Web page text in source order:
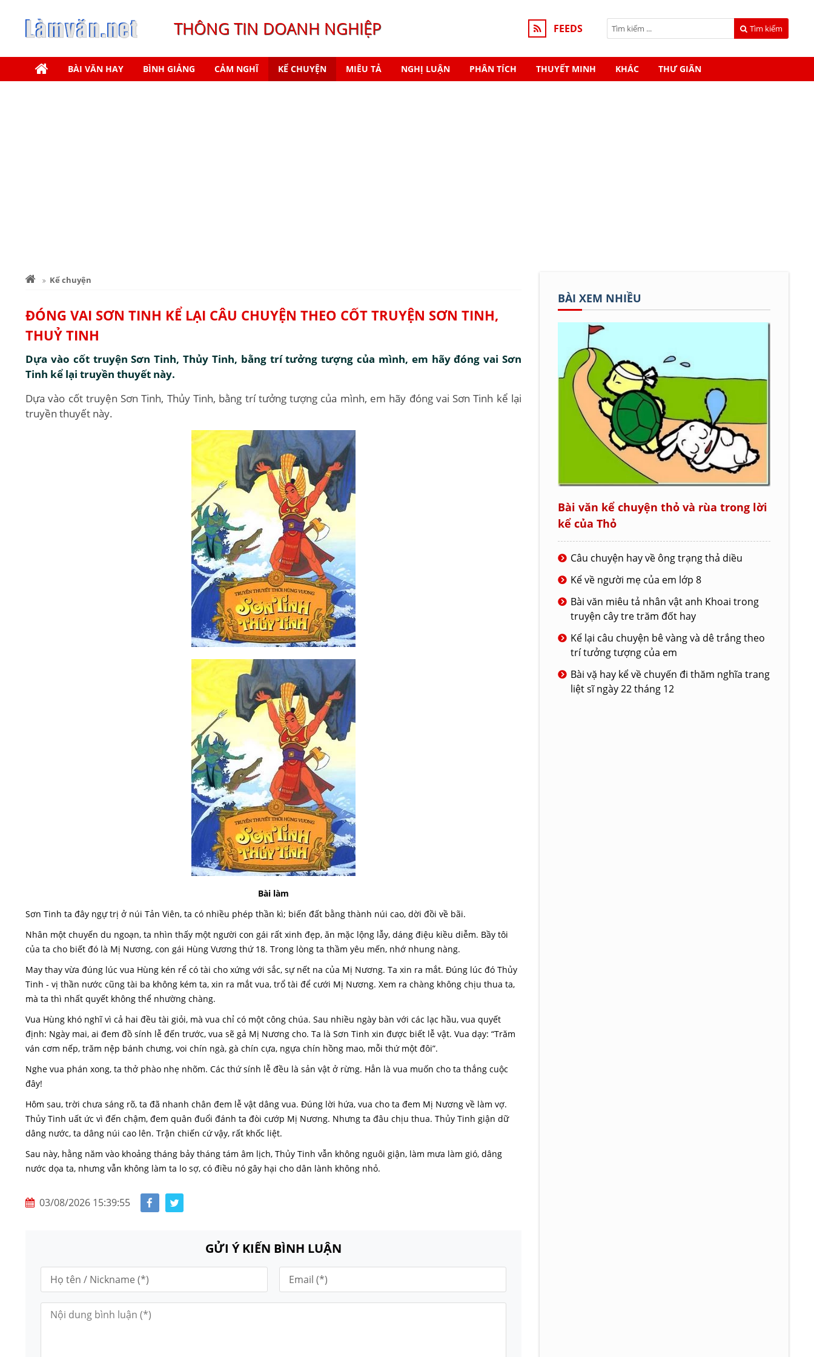
THÔNG TIN DOANH NGHIỆP FEEDS Tìm kiếm
BÀI VĂN HAY BÌNH GIẢNG CẢM NGHĨ KỂ CHUYỆN MIÊU TẢ NGHỊ LUẬN PHÂN TÍCH THUYẾT MINH KHÁC THƯ GIÃN
Kể chuyện
ĐÓNG VAI SƠN TINH KỂ LẠI CÂU CHUYỆN THEO CỐT TRUYỆN SƠN TINH,
THUỶ TINH
Dựa vào cốt truyện Sơn Tinh, Thủy Tinh, bằng trí tưởng tượng của mình, em hãy đóng vai Sơn
Tinh kể lại truyền thuyết này.
Dựa vào cốt truyện Sơn Tinh, Thủy Tinh, bằng trí tưởng tượng của mình, em hãy đóng vai Sơn Tinh kể lại
truyền thuyết này.
Bài làm
Sơn Tinh ta đây ngự trị ở núi Tản Viên, ta có nhiều phép thần kì; biến đất bằng thành núi cao, dời đồi về bãi.
Nhân một chuyến du ngoạn, ta nhìn thấy một người con gái rất xinh đẹp, ăn mặc lộng lẫy, dáng điệu kiều diễm. Bầy tôi
của ta cho biết đó là Mị Nương, con gái Hùng Vương thứ 18. Trong lòng ta thầm yêu mến, nhớ nhung nàng.
May thay vừa đúng lúc vua Hùng kén rể có tài cho xứng với sắc, sự nết na của Mị Nương. Ta xin ra mắt. Đúng lúc đó Thủy
Tinh - vị thần nước cũng tài ba không kém ta, xin ra mắt vua, trổ tài để cưới Mị Nương. Xem ra chàng không chịu thua ta,
mà ta thì nhất quyết không thể nhường chàng.
Vua Hùng khó nghĩ vì cả hai đều tài giỏi, mà vua chỉ có một công chúa. Sau nhiều ngày bàn với các lạc hầu, vua quyết
định: Ngày mai, ai đem đồ sính lễ đến trước, vua sẽ gả Mị Nương cho. Ta là Sơn Tinh xin được biết lễ vật. Vua dạy: “Trăm
ván cơm nếp, trăm nệp bánh chưng, voi chín ngà, gà chín cựa, ngựa chín hồng mao, mỗi thứ một đôi”.
Nghe vua phán xong, ta thở phào nhẹ nhõm. Các thứ sính lễ đều là sản vật ở rừng. Hẳn là vua muốn cho ta thắng cuộc
đây!
Hôm sau, trời chưa sáng rõ, ta đã nhanh chân đem lễ vật dâng vua. Đúng lời hứa, vua cho ta đem Mị Nương về làm vợ.
Thủy Tinh uất ức vì đến chậm, đem quân đuổi đánh ta đòi cướp Mị Nương. Nhưng ta đâu chịu thua. Thủy Tinh giận dữ
dâng nước, ta dâng núi cao lên. Trận chiến cứ vậy, rất khốc liệt.
Sau này, hằng năm vào khoảng tháng bảy tháng tám âm lịch, Thủy Tinh vẫn không nguôi giận, làm mưa làm gió, dâng
nước dọa ta, nhưng vẫn không làm ta lo sợ, có điều nó gây hại cho dân lành không nhỏ.
03/08/2026 15:39:55
GỬI Ý KIẾN BÌNH LUẬN
BÀI XEM NHIỀU
Bài văn kể chuyện thỏ và rùa trong lời
kể của Thỏ
Câu chuyện hay về ông trạng thả diều
Kể về người mẹ của em lớp 8
Bài văn miêu tả nhân vật anh Khoai trong
truyện cây tre trăm đốt hay
Kể lại câu chuyện bê vàng và dê trắng theo
trí tưởng tượng của em
Bài vặ hay kể về chuyến đi thăm nghĩa trang
liệt sĩ ngày 22 tháng 12